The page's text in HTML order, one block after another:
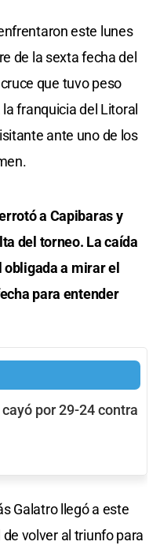
este lunes
de la sexta fecha del
que tuvo peso
franquicia del Litoral
ante uno de los
a Capibaras y
del torneo. La caída
a mirar el
para entender
por 29-24 contra
Galatro llegó a este
volver al triunfo para